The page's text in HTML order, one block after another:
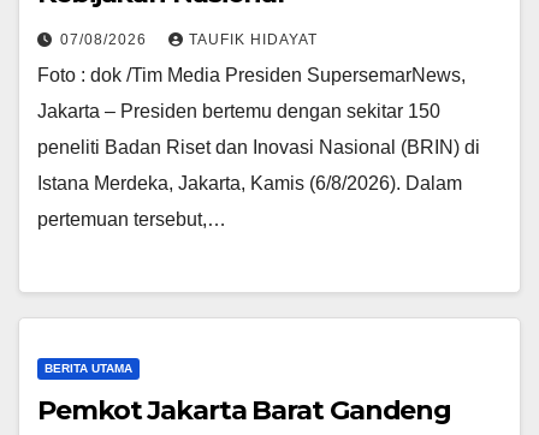
07/08/2026 TAUFIK HIDAYAT
Foto : dok /Tim Media Presiden SupersemarNews,
Jakarta – Presiden bertemu dengan sekitar 150
peneliti Badan Riset dan Inovasi Nasional (BRIN) di
Istana Merdeka, Jakarta, Kamis (6/8/2026). Dalam
pertemuan tersebut,…
BERITA UTAMA
Pemkot Jakarta Barat Gandeng